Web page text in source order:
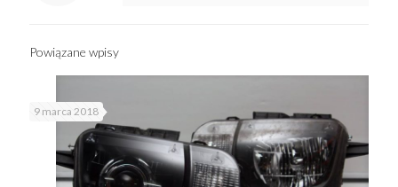
Powiązane wpisy
9 marca 2018